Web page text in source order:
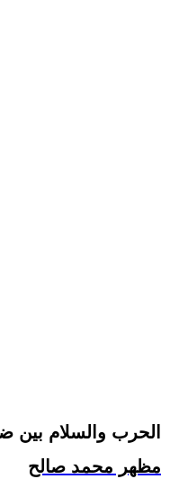
الحرب والسلام
مظهر محمد صالح